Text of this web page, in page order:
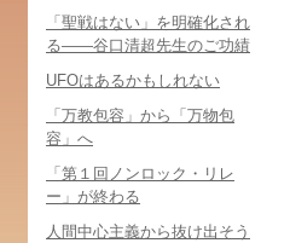
「聖戦はない」を明確化され
る――谷口清超先生のご功績
UFOはあるかもしれない
「万教包容」から「万物包
容」へ
「第１回ノンロック・リレ
ー」が終わる
人間中心主義から抜け出そう